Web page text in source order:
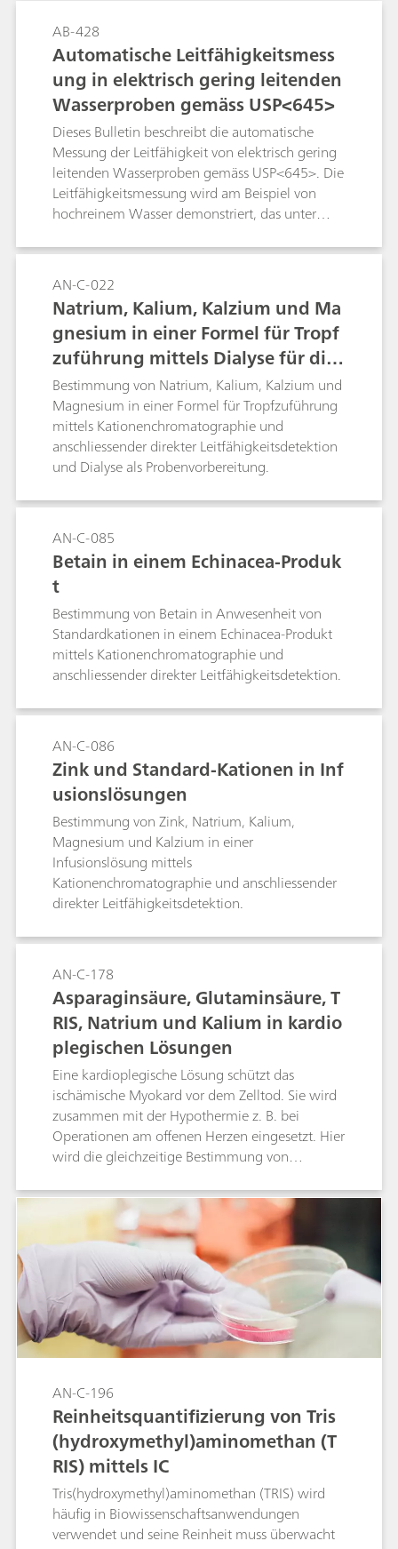
die Analyse verwendet wurde sowie das für die
Analyse empfohlene System und die daraus
resultierenden Ergebnisse.
AB-428
Automatische Leitfähigkeitsmess
ung in elektrisch gering leitenden
Wasserproben gemäss USP<645>
Dieses Bulletin beschreibt die automatische
Messung der Leitfähigkeit von elektrisch gering
leitenden Wasserproben gemäss USP<645>. Die
Leitfähigkeitsmessung wird am Beispiel von
hochreinem Wasser demonstriert, das unter
im Pharmabereich verwendet wird.
AN-C-022
Natrium, Kalium, Kalzium und Ma
gnesium in einer Formel für Tropf
zuführung mittels Dialyse für die
Probenvorbereitung.
Bestimmung von Natrium, Kalium, Kalzium und
Magnesium in einer Formel für Tropfzuführung
mittels Kationenchromatographie und
anschliessender direkter Leitfähigkeitsdetektion
und Dialyse als Probenvorbereitung.
AN-C-085
Betain in einem Echinacea-Produk
t
Bestimmung von Betain in Anwesenheit von
Standardkationen in einem Echinacea-Produkt
mittels Kationenchromatographie und
anschliessender direkter Leitfähigkeitsdetektion.
AN-C-086
Zink und Standard-Kationen in Inf
usionslösungen
Bestimmung von Zink, Natrium, Kalium,
Magnesium und Kalzium in einer
Infusionslösung mittels
Kationenchromatographie und anschliessender
direkter Leitfähigkeitsdetektion.
AN-C-178
Asparaginsäure, Glutaminsäure, T
RIS, Natrium und Kalium in kardio
plegischen Lösungen
Eine kardioplegische Lösung schützt das
ischämische Myokard vor dem Zelltod. Sie wird
zusammen mit der Hypothermie z. B. bei
Operationen am offenen Herzen eingesetzt. Hier
wird die gleichzeitige Bestimmung von
Tris(hydroxymethyl)aminomethan (TRIS),
Natrium und Kalium in einer solchen Lösung
beschrieben. Die beiden Aminosäuren können
bestimmt werden, weil sie beim pH-Wert des
Eluenten teilweise in Form von dreifach
protoniertem Ammonium vorliegen. Die
Bestimmung erfolgt mittels direkter
Leitfähigkeitsdetektion.
AN-C-196
Reinheitsquantifizierung von Tris
(hydroxymethyl)aminomethan (T
RIS) mittels IC
Tris(hydroxymethyl)aminomethan (TRIS) wird
häufig in Biowissenschaftsanwendungen
verwendet und seine Reinheit muss überwacht